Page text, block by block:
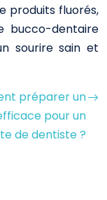
produits fluorés,
bucco-dentaire
sourire sain et
préparer un
pour un
de dentiste ?